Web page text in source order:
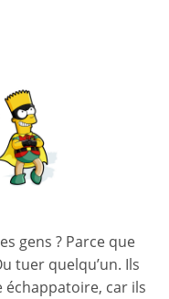
gens ? Parce que
tuer quelqu’un. Ils
échappatoire, car ils